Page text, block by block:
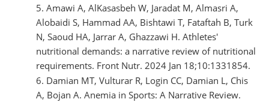
Amawi A, AlKasasbeh W, Jaradat M, Almasri A,
Alobaidi S, Hammad AA, Bishtawi T, Fataftah B, Turk
N, Saoud HA, Jarrar A, Ghazzawi H. Athletes'
nutritional demands: a narrative review of nutritional
requirements. Front Nutr. 2024 Jan 18;10:1331854.
Damian MT, Vulturar R, Login CC, Damian L, Chis
A, Bojan A. Anemia in Sports: A Narrative Review.